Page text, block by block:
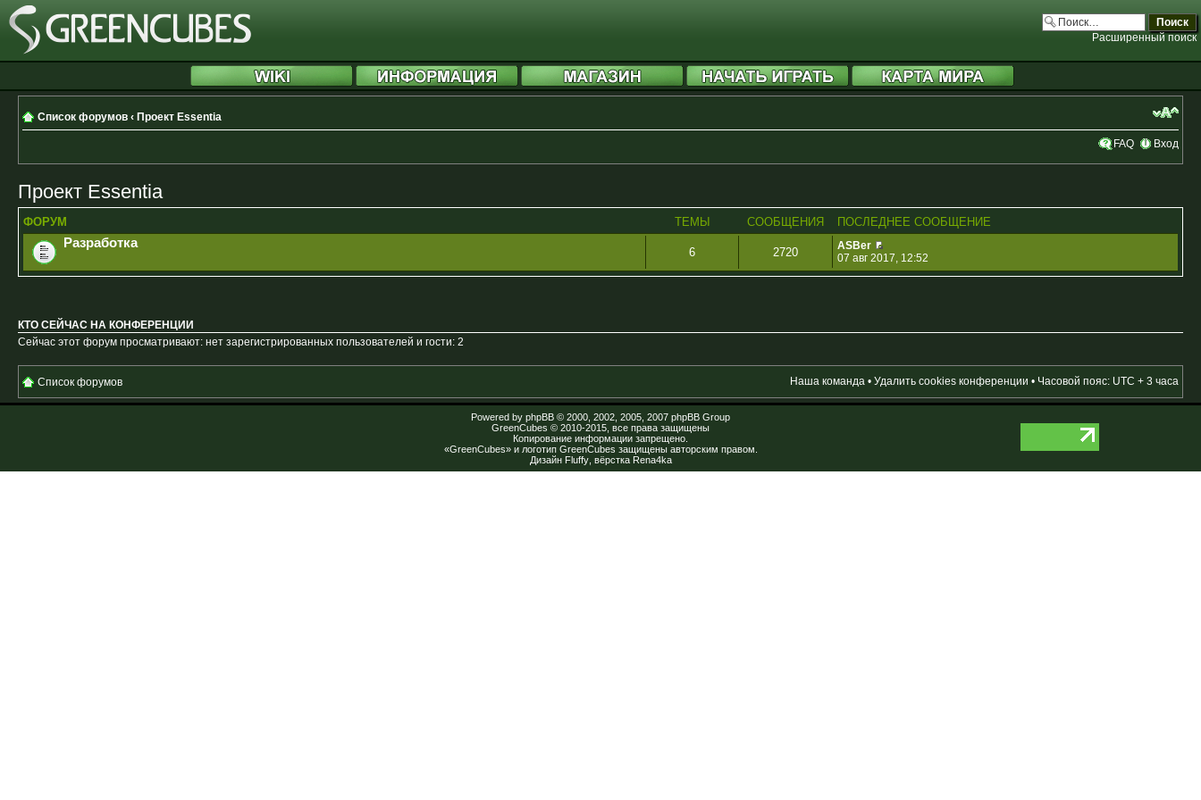
Расширенный поиск
Список форумов ‹ Проект Essentia
FAQ Вход
Проект Essentia
ФОРУМ ТЕМЫ СООБЩЕНИЯ ПОСЛЕДНЕЕ СООБЩЕНИЕ
Разработка
6 2720
ASBer
07 авг 2017, 12:52
КТО СЕЙЧАС НА КОНФЕРЕНЦИИ
Сейчас этот форум просматривают: нет зарегистрированных пользователей и гости: 2
Список форумов Наша команда • Удалить cookies конференции • Часовой пояс: UTC + 3 часа
Powered by phpBB © 2000, 2002, 2005, 2007 phpBB Group
GreenCubes © 2010-2015, все права защищены
Копирование информации запрещено.
«GreenCubes» и логотип GreenCubes защищены авторским правом.
Дизайн Fluffy, вёрстка Rena4ka